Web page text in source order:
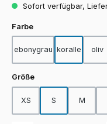
Sofort verfügbar,
Farbeauswählen
ebonygrau koralle oliv
Größeauswählen
XS S M